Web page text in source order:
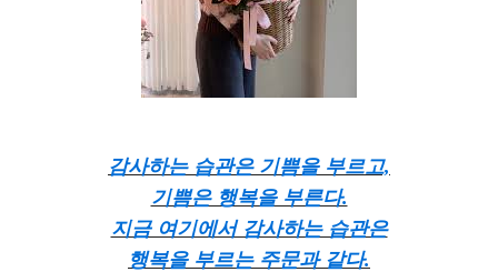
감사하는 습관은 기쁨을 부르고,
기쁨은 행복을 부른다.
지금 여기에서 감사하는 습관은
행복을 부르는 주문과 같다.